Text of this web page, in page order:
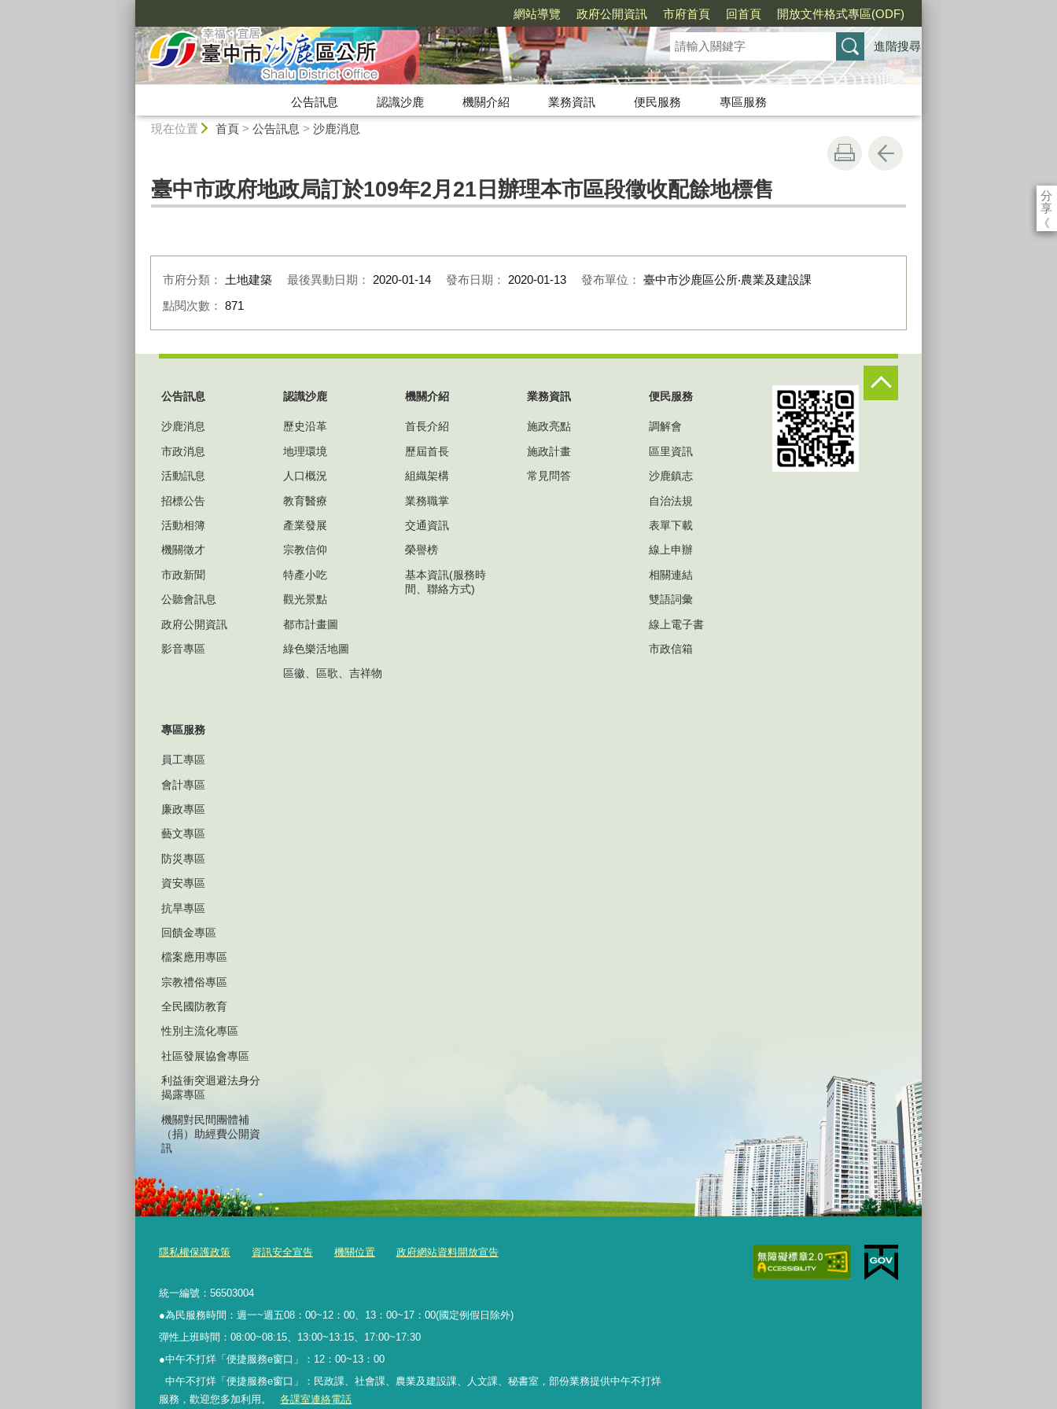
網站導覽 政府公開資訊 市府首頁 回首頁 開放文件格式專區(ODF)
進階搜尋
公告訊息 認識沙鹿 機關介紹 業務資訊 便民服務
專區服務
現在位置 首頁> 公告訊息 > 沙鹿消息
分
享
《
臺中市政府地政局訂於109年2月21日辦理本市區段徵收配餘地標售
市府分類： 土地建築 最後異動日期： 2020-01-14 發布日期： 2020-01-13 發布單位： 臺中市沙鹿區公所‧農業及建設課
點閱次數： 871
公告訊息
沙鹿消息
市政消息
活動訊息
招標公告
活動相簿
機關徵才
市政新聞
公聽會訊息
政府公開資訊
影音專區
認識沙鹿
歷史沿革
地理環境
人口概況
教育醫療
產業發展
宗教信仰
特產小吃
觀光景點
都市計畫圖
綠色樂活地圖
區徽、區歌、吉祥物
機關介紹
首長介紹
歷屆首長
組織架構
業務職掌
交通資訊
榮譽榜
基本資訊(服務時
間、聯絡方式)
業務資訊
施政亮點
施政計畫
常見問答
便民服務
調解會
區里資訊
沙鹿鎮志
自治法規
表單下載
線上申辦
相關連結
雙語詞彙
線上電子書
市政信箱
專區服務
員工專區
會計專區
廉政專區
藝文專區
防災專區
資安專區
抗旱專區
回饋金專區
檔案應用專區
宗教禮俗專區
全民國防教育
性別主流化專區
社區發展協會專區
利益衝突迴避法身分
揭露專區
機關對民間團體補
（捐）助經費公開資
訊
隱私權保護政策 資訊安全宣告 機關位置 政府網站資料開放宣告
統一編號：56503004
●為民服務時間：週一~週五08：00~12：00、13：00~17：00(國定例假日除外)
彈性上班時間：08:00~08:15、13:00~13:15、17:00~17:30
●中午不打烊「便捷服務e窗口」： 12 ： 00~13 ： 00
中午不打烊「便捷服務e窗口」：民政課、社會課、農業及建設課、人文課、秘書室， 部份業務提供中午不打烊
服務 ，歡迎您多加利用。 各課室連絡電話